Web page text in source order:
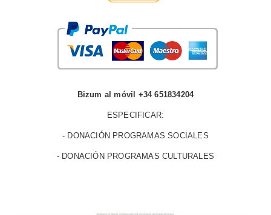
Bizum al móvil +34 651834204
ESPECIFICAR:
- DONACIÓN PROGRAMAS SOCIALES
- DONACIÓN PROGRAMAS CULTURALES